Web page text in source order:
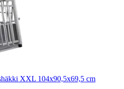
XXL 104x90,5x69,5 cm